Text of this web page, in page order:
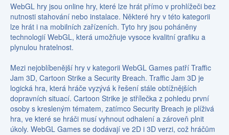
WebGL hry jsou online hry, které lze hrát přímo v prohlížeči bez
nutnosti stahování nebo instalace. Některé hry v této kategorii
lze hrát i na mobilních zařízeních. Tyto hry jsou poháněny
technologií WebGL, která umožňuje vysoce kvalitní grafiku a
plynulou hratelnost.
Mezi nejoblíbenější hry v kategorii WebGL Games patří Traffic
Jam 3D, Cartoon Strike a Security Breach. Traffic Jam 3D je
logická hra, která hráče vyzývá k řešení stále obtížnějších
dopravních situací. Cartoon Strike je střílečka z pohledu první
osoby s kresleným tématem, zatímco Security Breach je plíživá
hra, ve které se hráči musí vyhnout odhalení a zároveň plnit
úkoly. WebGL Games se dodávají ve 2D i 3D verzi, což hráčům